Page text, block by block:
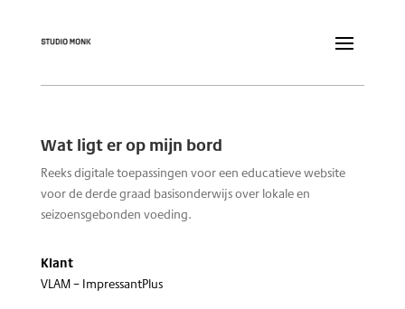
Wat ligt er op mijn bord
Reeks digitale toepassingen voor een educatieve website
voor de derde graad basisonderwijs over lokale en
seizoensgebonden voeding.
Klant
VLAM – ImpressantPlus